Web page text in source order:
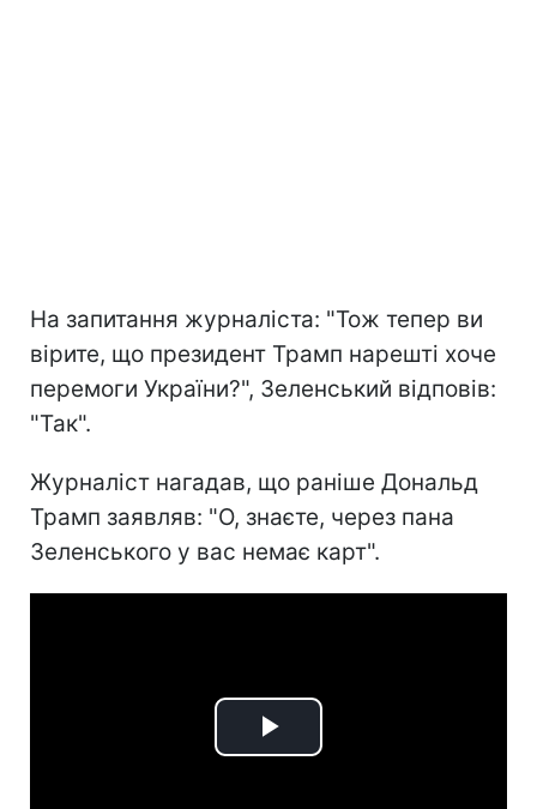
На запитання журналіста: "Тож тепер ви
вірите, що президент Трамп нарешті хоче
перемоги України?", Зеленський відповів:
"Так".
Журналіст нагадав, що раніше Дональд
Трамп заявляв: "О, знаєте, через пана
Зеленського у вас немає карт".
Play